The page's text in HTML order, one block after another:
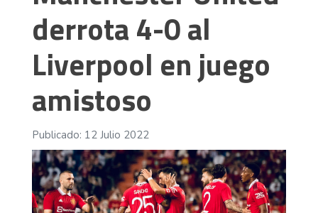
derrota 4-0 al
Liverpool en juego
amistoso
Publicado: 12 Julio 2022